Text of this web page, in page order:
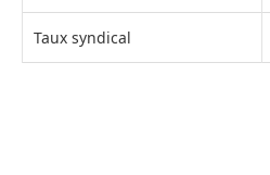
Taux syndical